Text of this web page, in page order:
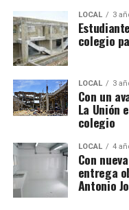
LOCAL 3
colegio
LOCAL 3
Con un
La Unión
colegio
LOCAL 4
Con
entrega
Antonio